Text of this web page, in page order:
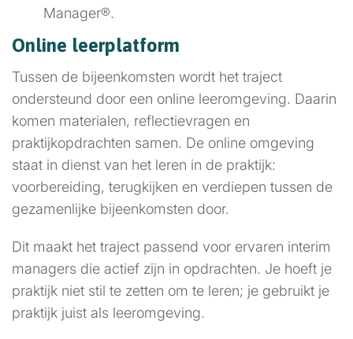
Manager®.
Online leerplatform
Tussen de bijeenkomsten wordt het traject
ondersteund door een online leeromgeving. Daarin
komen materialen, reflectievragen en
praktijkopdrachten samen. De online omgeving
staat in dienst van het leren in de praktijk:
voorbereiding, terugkijken en verdiepen tussen de
gezamenlijke bijeenkomsten door.
Dit maakt het traject passend voor ervaren interim
managers die actief zijn in opdrachten. Je hoeft je
praktijk niet stil te zetten om te leren; je gebruikt je
praktijk juist als leeromgeving.